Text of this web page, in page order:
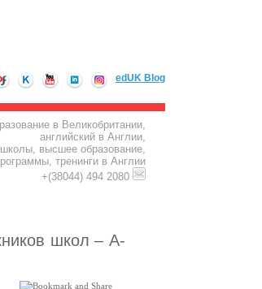
edUK Blog
в Великобритании,
английский в Англии,
высшее образование,
тренинги в Англии
+(38044) 494 2080
школ – A-